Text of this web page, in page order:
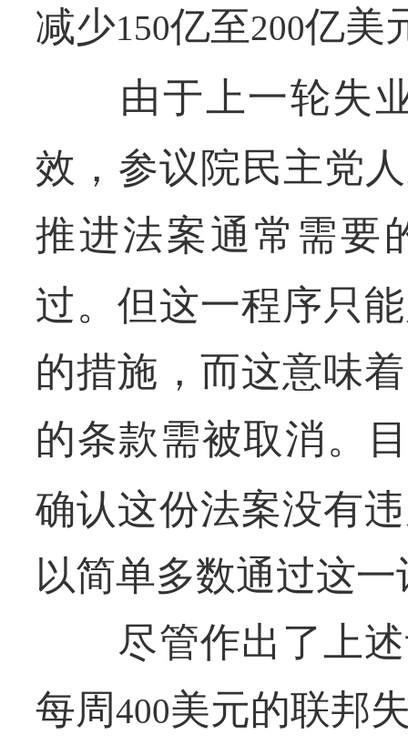
减少150亿至200亿美
由于上一轮失
效，参议院民主党
推进法案通常需要
过。但这一程序只
的措施，而这意味
的条款需被取消。
确认这份法案没有
以简单多数通过这
尽管作出了上述
每周400美元的联邦